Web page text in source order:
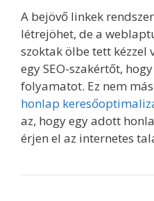
A bejövő linkek
létrejöhet, de a
szoktak ölbe tett kézzel
egy SEO-szakértőt,
folyamatot. Ez nem
honlap
az, hogy egy adott
érjen el az internetes